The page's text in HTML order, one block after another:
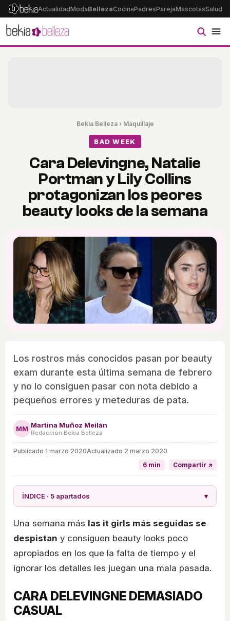
ActualidadModaBellezaCocinaPadresParejaMascotasSalud
Bekia Belleza› Maquillaje
BAD WEEK
Cara Delevingne, Natalie
Portman y Lily Collins
protagonizan los peores
beauty looks de la semana
Los rostros más conocidos pasan por beauty
exam durante esta última semana de febrero
y no lo consiguen pasar con nota debido a
pequeños errores y meteduras de pata.
MM Martina Muñoz Meilán
Redacción Bekia Belleza
Publicado 1 marzo 2020Actualizado 2 marzo 2020
6 min
Compartir ↗
ÍNDICE · 5 apartados ▾
Una semana más las it girls más seguidas se
despistan y consiguen beauty looks poco
apropiados en los que la falta de tiempo y el
ignorar los detalles les juegan una mala pasada.
CARA DELEVINGNE DEMASIADO
CASUAL